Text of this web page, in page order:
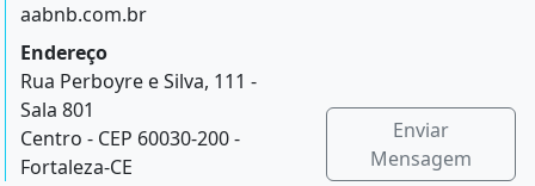
aabnb.com.br
Endereço
Rua Perboyre e Silva, 111 -
Sala 801
Centro - CEP 60030-200 -
Fortaleza-CE
Enviar
Mensagem